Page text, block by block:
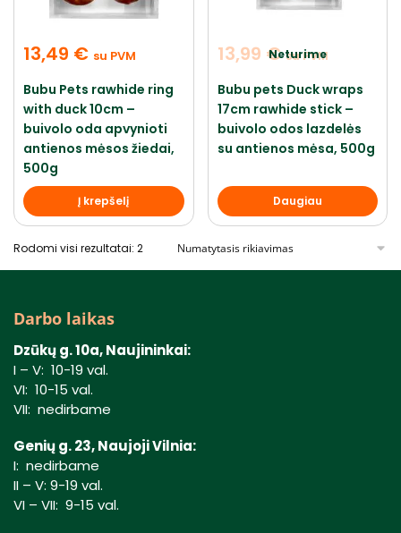
13,49 € su PVM
Bubu Pets rawhide ring
with duck 10cm –
buivolo oda apvynioti
antienos mėsos žiedai,
500g
Į krepšelį
Neturime
13,99 € su PVM
Bubu pets Duck wraps
17cm rawhide stick –
buivolo odos lazdelės
su antienos mėsa, 500g
Daugiau
Rodomi visi rezultatai: 2
Darbo laikas
Dzūkų g. 10a, Naujininkai:
I – V: 10-19 val.
VI: 10-15 val.
VII: nedirbame
Genių g. 23, Naujoji Vilnia:
I: nedirbame
II – V: 9-19 val.
VI – VII: 9-15 val.